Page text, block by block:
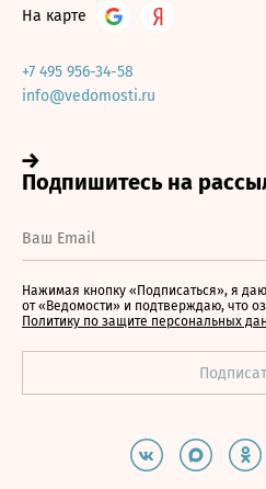
На карте
+7 495 956-34-58
info@vedomosti.ru
Нажимая кнопку «Подписаться», я
от «Ведомости» и подтверждаю, что
Политику по защите персональных